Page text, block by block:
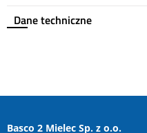
Dane techniczne
Basco 2 Mielec Sp. z o.o.